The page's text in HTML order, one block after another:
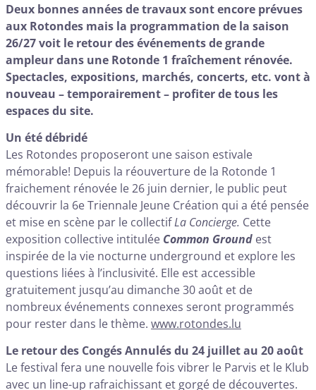
Deux bonnes années de travaux sont encore prévues
aux Rotondes mais la programmation de la saison
26/27 voit le retour des événements de grande
ampleur dans une Rotonde 1 fraîchement rénovée.
Spectacles, expositions, marchés, concerts, etc. vont à
nouveau – temporairement – profiter de tous les
espaces du site.
Un été débridé
Les Rotondes proposeront une saison estivale
mémorable! Depuis la réouverture de la Rotonde 1
fraichement rénovée le 26 juin dernier, le public peut
découvrir la 6e Triennale Jeune Création qui a été pensée
et mise en scène par le collectifLa Concierge. Cette
exposition collective intitulée Common Ground est
inspirée de la vie nocturne underground et explore les
questions liées à l’inclusivité. Elle est accessible
gratuitement jusqu’au dimanche 30 août et de
nombreux événements connexes seront programmés
pour rester dans le thème. www.rotondes.lu
Le retour des Congés Annulés du 24 juillet au 20 août
Le festival fera une nouvelle fois vibrer le Parvis et le Klub
avec un line-up rafraichissant et gorgé de découvertes.